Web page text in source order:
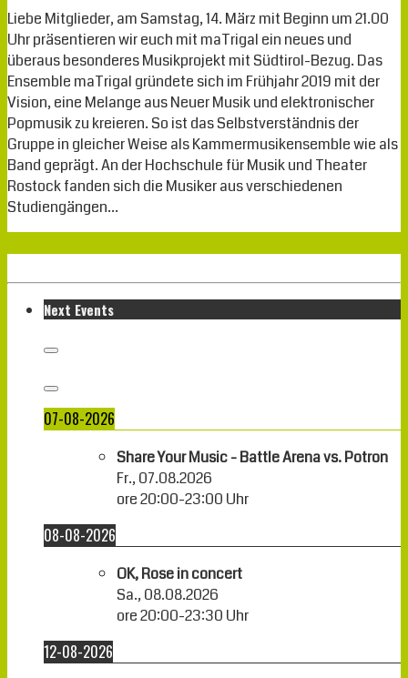
Liebe Mitglieder, am Samstag, 14. März mit Beginn um 21.00
Uhr präsentieren wir euch mit maTrigal ein neues und
überaus besonderes Musikprojekt mit Südtirol-Bezug. Das
Ensemble maTrigal gründete sich im Frühjahr 2019 mit der
Vision, eine Melange aus Neuer Musik und elektronischer
Popmusik zu kreieren. So ist das Selbstverständnis der
Gruppe in gleicher Weise als Kammermusikensemble wie als
Band geprägt. An der Hochschule für Musik und Theater
Rostock fanden sich die Musiker aus verschiedenen
Studiengängen…
Next Events
07-08-2026
Share Your Music - Battle Arena vs. Potron
Fr., 07.08.2026
ore20:00-23:00 Uhr
08-08-2026
OK, Rose in concert
Sa., 08.08.2026
ore20:00-23:30 Uhr
12-08-2026